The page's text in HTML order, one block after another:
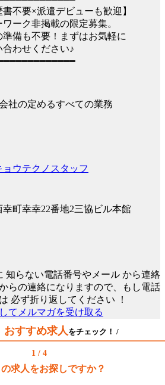
書不要×派遣デビューも歓迎】
ーク非掲載の限定募集。
準備も不要！まずはお気軽に
合わせください♪
社の定めるすべての業務
ウテクノスタッフ
町幸幸22番地2三協ビル本館
知らない電話番号やメール から連絡
らの連絡になりますので、もし電話
必ず折り返してください ！
おすすめ求人 をチェック！ /
1 / 4
求人をお探しですか？